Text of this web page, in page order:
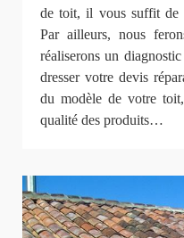
de toit, il vous suffit de
Par ailleurs, nous
réaliserons un
dresser votre devis
du modèle de votre
qualité des produits…